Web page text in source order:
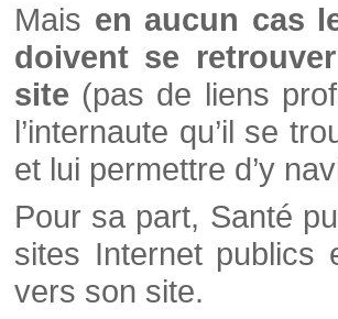
Mais en aucun cas
doivent se
site (pas de liens
l’internaute qu’il se
et lui permettre d’y
Pour sa part, Santé
sites Internet publics
vers son site.